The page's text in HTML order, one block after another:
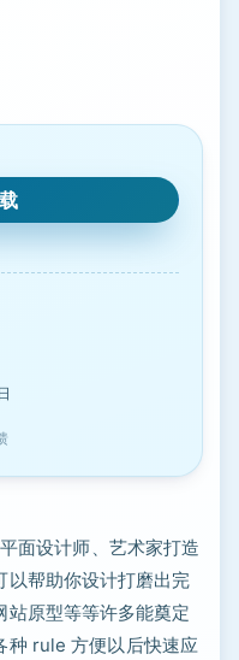
面设计师、艺术家打造
以帮助你设计打磨出完
站原型等等许多能奠定
种 rule 方便以后快速应